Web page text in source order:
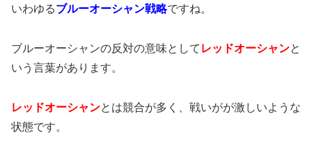
いわゆるブルーオーシャン戦略ですね。
ブルーオーシャンの反対の意味として レッドオーシャンと
いう言葉があります。
レッドオーシャンとは競合が多く、戦いがが激しいような
状態です。